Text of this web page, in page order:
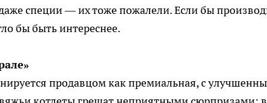
специи — их тоже пожалели. Если бы
бы быть интереснее.
продавцом как премиальная, с